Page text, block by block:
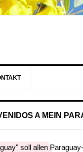
A MEIN
soll allen Paraguay-